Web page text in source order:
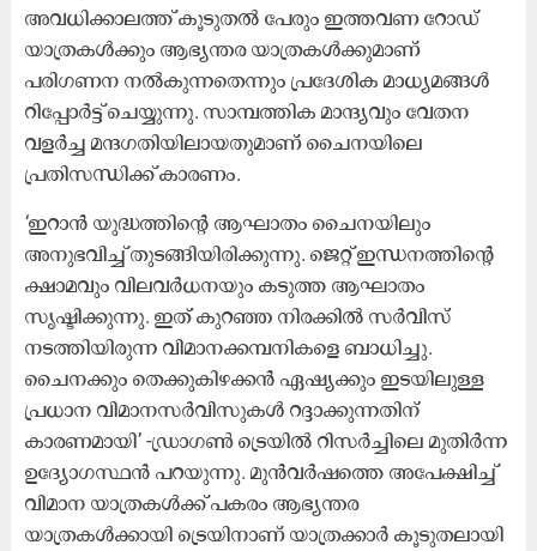
അവധിക്കാലത്ത് കൂടുതൽ പേരും ഇത്തവണ റോഡ്
യാത്രകൾക്കും ആഭ്യന്തര യാത്രകൾക്കുമാണ് ​
പരിഗണന നൽകുന്നതെന്നും പ്രദേശിക മാധ്യമങ്ങൾ
റിപ്പോർട്ട് ചെയ്യുന്നു. സാമ്പത്തിക മാന്ദ്യവും വേതന
വളർച്ച മന്ദഗതിയിലായതുമാണ് ചൈനയിലെ
പ്രതിസന്ധിക്ക് കാരണം.
‘ഇറാൻ യുദ്ധത്തിന്റെ ആഘാതം ചൈനയിലും
അനുഭവിച്ച് തുടങ്ങിയിരിക്കുന്നു. ജെറ്റ് ഇന്ധനത്തിന്റെ
ക്ഷാമവും വിലവർധനയും കടുത്ത ആഘാതം
സൃഷ്ടിക്കുന്നു. ഇത് കുറഞ്ഞ നിരക്കിൽ സർവിസ്
നടത്തിയിരുന്ന വിമാനക്കമ്പനികളെ ബാധിച്ചു.
ചൈനക്കും തെക്കുകിഴക്കൻ ഏഷ്യക്കും ഇടയിലുള്ള
പ്രധാന വിമാനസർവിസുകൾ റദ്ദാക്കുന്നതിന്
കാരണമായി’ -ഡ്രാഗൺ ട്രെയിൽ റിസർച്ചിലെ മുതിർന്ന
ഉദ്യോഗസ്ഥൻ പറയുന്നു. മുൻവർഷത്തെ അപേക്ഷിച്ച്
വിമാന യാത്രകൾക്ക് പകരം ആഭ്യന്തര
യാത്രകൾക്കായി ​ട്രെയിനാണ് യാത്രക്കാർ കൂടുതലായി